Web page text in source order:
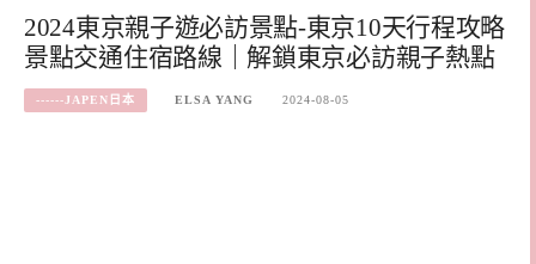
2024東京親子遊必訪景點-東京10天行程攻略
景點交通住宿路線｜解鎖東京必訪親子熱點
------JAPEN日本 ELSA YANG 2024-08-05